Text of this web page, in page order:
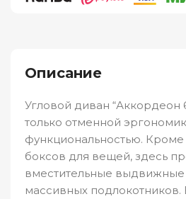
Описание
Угловой диван “Аккордеон
только отменной
функциональностью.
боксов для вещей, здесь
вместительные
массивных подлокотников.